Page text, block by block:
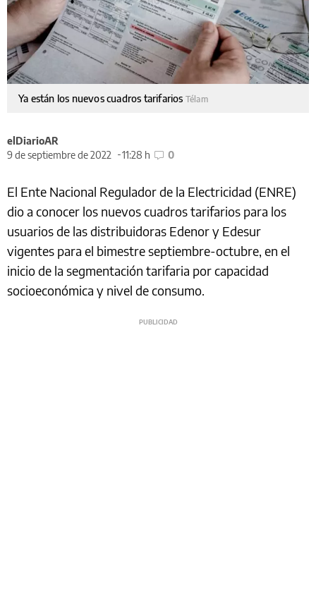
Ya están los nuevos cuadros tarifarios Télam
elDiarioAR
9 de septiembre de 2022
11:28 h 0
El Ente Nacional Regulador de la Electricidad (ENRE)
dio a conocer los nuevos cuadros tarifarios para los
usuarios de las distribuidoras Edenor y Edesur
vigentes para el bimestre septiembre-octubre, en el
inicio de la segmentación tarifaria por capacidad
socioeconómica y nivel de consumo.